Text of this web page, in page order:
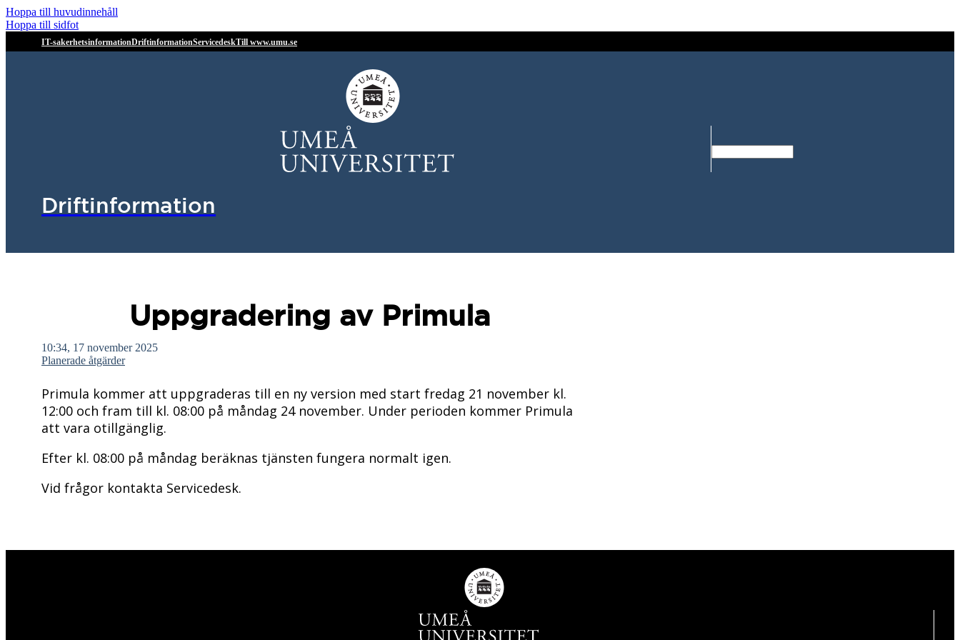
Hoppa till huvudinnehåll
Hoppa till sidfot
IT-sakerhetsinformationDriftinformationServicedeskTill www.umu.se
Driftinformation
Uppgradering av Primula
10:34, 17 november 2025
Planerade åtgärder
Primula kommer att uppgraderas till en ny version med start fredag 21 november kl.
12:00 och fram till kl. 08:00 på måndag 24 november. Under perioden kommer Primula
att vara otillgänglig.
Efter kl. 08:00 på måndag beräknas tjänsten fungera normalt igen.
Vid frågor kontakta Servicedesk.